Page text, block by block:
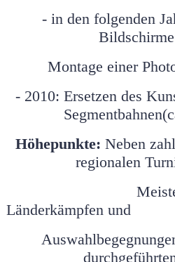
- in den folgenden
Montage einer
- 2010: Ersetzen des
Höhepunkte: Neben
regionalen
Länderkämpfen und